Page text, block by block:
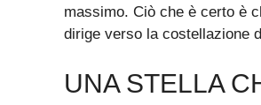
massimo. Ciò che è certo è
dirige verso la costellazione
UNA STELLA